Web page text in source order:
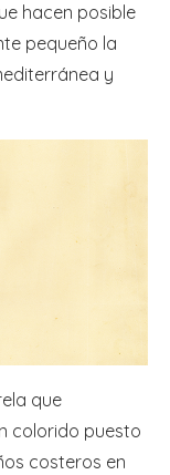
hacen posible
pequeño la
y
que
colorido puesto
costeros en